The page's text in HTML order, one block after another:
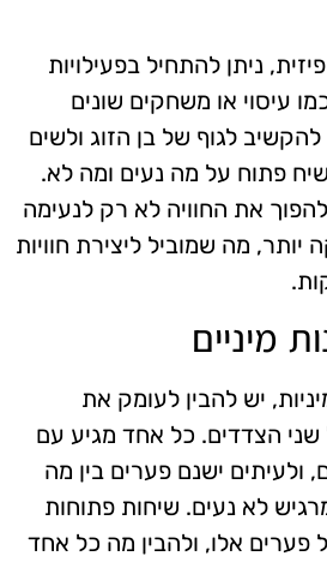
ניתן להתחיל בפעילויות
עיסוי או משחקים שונים
לגוף של בן הזוג ולשים
שיח פתוח על מה נעים ומה לא.
את החוויה לא רק לנעימה
מה שמוביל ליצירת חוויות
מיניים
יש להבין לעומק את
שני הצדדים. כל אחד מגיע עם
ולעיתים ישנם פערים בין מה
לא נעים. שיחות פתוחות
פערים אלו, ולהבין מה כל אחד